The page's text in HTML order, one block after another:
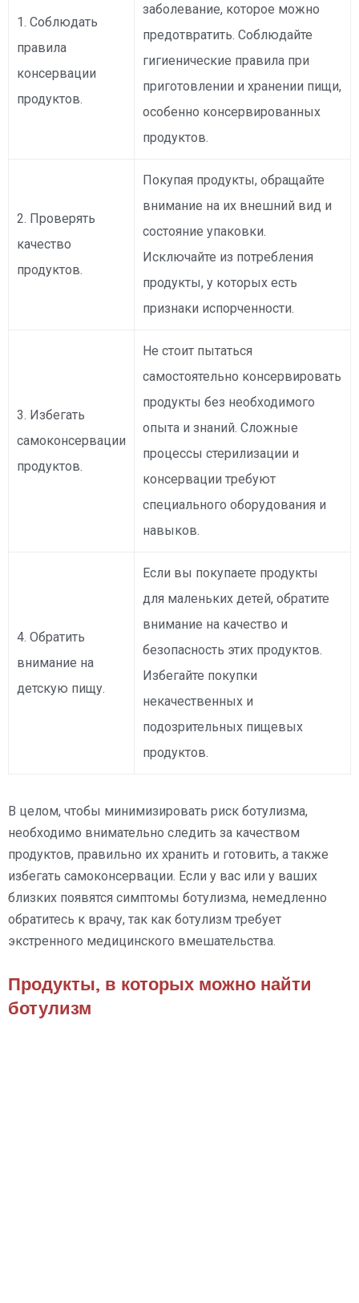
1. Соблюдать
правила
консервации
продуктов.
заболевание, которое можно
предотвратить. Соблюдайте
гигиенические правила при
приготовлении и хранении пищи,
особенно консервированных
продуктов.
2. Проверять
качество
продуктов.
Покупая продукты, обращайте
внимание на их внешний вид и
состояние упаковки.
Исключайте из потребления
продукты, у которых есть
признаки испорченности.
3. Избегать
самоконсервации
продуктов.
Не стоит пытаться
самостоятельно консервировать
продукты без необходимого
опыта и знаний. Сложные
процессы стерилизации и
консервации требуют
специального оборудования и
навыков.
4. Обратить
внимание на
детскую пищу.
Если вы покупаете продукты
для маленьких детей, обратите
внимание на качество и
безопасность этих продуктов.
Избегайте покупки
некачественных и
подозрительных пищевых
продуктов.
В целом, чтобы минимизировать риск ботулизма,
необходимо внимательно следить за качеством
продуктов, правильно их хранить и готовить, а также
избегать самоконсервации. Если у вас или у ваших
близких появятся симптомы ботулизма, немедленно
обратитесь к врачу, так как ботулизм требует
экстренного медицинского вмешательства.
Продукты, в которых можно найти
ботулизм